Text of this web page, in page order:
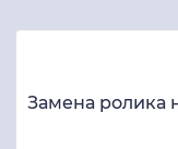
Замена ролика